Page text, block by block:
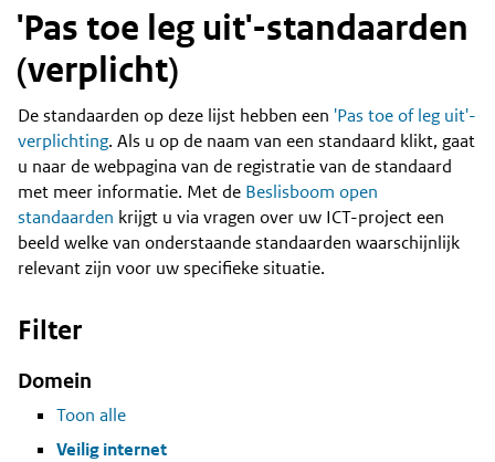
'Pas toe leg uit'-standaarden
(verplicht)
Content
De standaarden op deze lijst hebben een 'Pas toe of leg uit'-
verplichting. Als u op de naam van een standaard klikt, gaat
u naar de webpagina van de registratie van de standaard
met meer informatie. Met de Beslisboom open
standaarden krijgt u via vragen over uw ICT-project een
beeld welke van onderstaande standaarden waarschijnlijk
relevant zijn voor uw specifieke situatie.
Filter
Domein
Toon alle
Veilig internet